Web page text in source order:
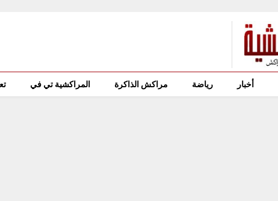
أخبار رياضة مراكش الذاكرة المراكشية تي في